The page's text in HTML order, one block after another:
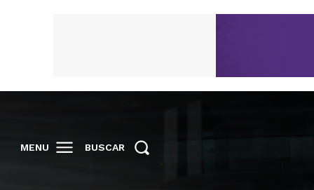
MENU BUSCAR